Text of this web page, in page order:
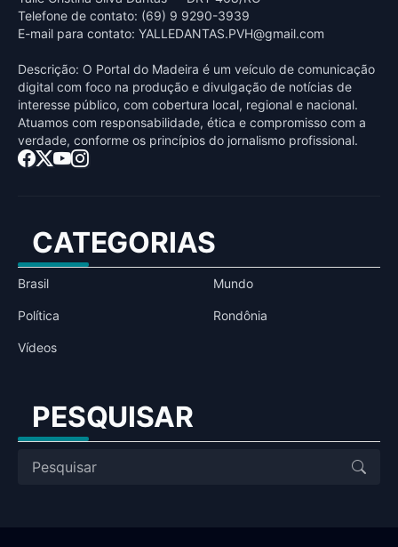
Telefone de contato: (69) 9 9290-3939
E-mail para contato: YALLEDANTAS.PVH@gmail.com
Descrição: O Portal do Madeira é um veículo de comunicação
digital com foco na produção e divulgação de notícias de
interesse público, com cobertura local, regional e nacional.
Atuamos com responsabilidade, ética e compromisso com a
verdade, conforme os princípios do jornalismo profissional.
CATEGORIAS
Brasil Mundo
Política Rondônia
Vídeos
PESQUISAR